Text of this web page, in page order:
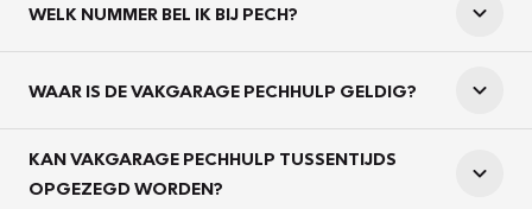
WELK NUMMER BEL IK BIJ PECH?
WAAR IS DE VAKGARAGE PECHHULP GELDIG?
KAN VAKGARAGE PECHHULP TUSSENTIJDS
OPGEZEGD WORDEN?